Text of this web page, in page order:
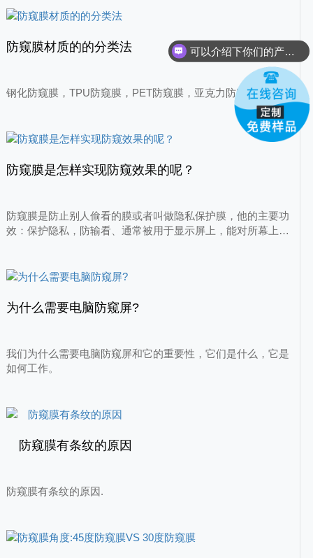
防窥膜材质的的分类法
钢化防窥膜，TPU防窥膜，PET防窥膜，亚克力防窥膜
防窥膜是怎样实现防窥效果的呢？
防窥膜是防止别人偷看的膜或者叫做隐私保护膜，他的主要功
效：保护隐私，防输看、通常被用于显示屏上，能对所幕上的
那么防窥膜是怎么样实现防窥效果的呢?
为什么需要电脑防窥屏?
我们为什么需要电脑防窥屏和它的重要性，它们是什么，它是
如何工作。
防窥膜有条纹的原因
防窥膜有条纹的原因.
可以介绍下你们的产品么？